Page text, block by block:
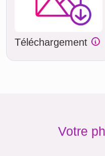
Téléchargement
Votre